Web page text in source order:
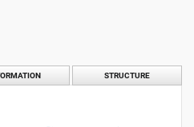
STRUCTURE